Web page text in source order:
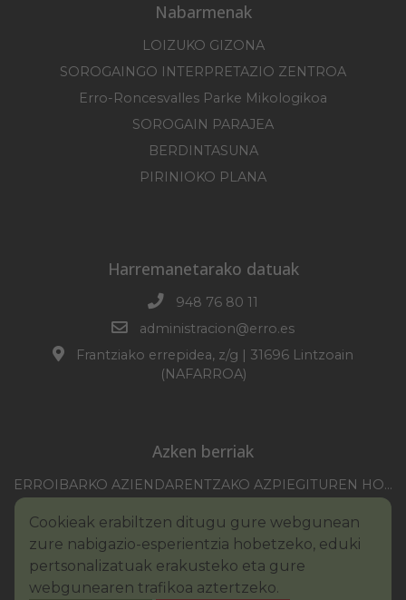
Nabarmenak
LOIZUKO GIZONA
SOROGAINGO INTERPRETAZIO ZENTROA
Erro-Roncesvalles Parke Mikologikoa
SOROGAIN PARAJEA
BERDINTASUNA
PIRINIOKO PLANA
Harremanetarako datuak
948 76 80 11
administracion@erro.es
Frantziako errepidea, z/g | 31696 Lintzoain
(NAFARROA)
Azken berriak
ERROIBARKO AZIENDARENTZAKO AZPIEGITUREN HOBEKUNTZA 2025-2026 KANPAINA
BANDOA – URAREN KONTSUMO ARDURATSUA
Cookieak erabiltzen ditugu gure webgunean
zure nabigazio-esperientzia hobetzeko, eduki
pertsonalizatuak erakusteko eta gure
webgunearen trafikoa aztertzeko.